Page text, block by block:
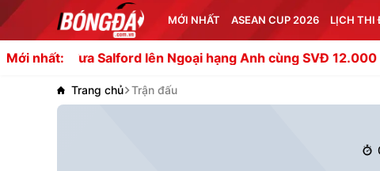
MỚI NHẤT ASEAN CUP 2026 LỊCH THI
Mới nhất:
Salford lên Ngoại hạng Anh cùng SVĐ 12.000 chỗ ngồi
Trang chủ Trận đấu